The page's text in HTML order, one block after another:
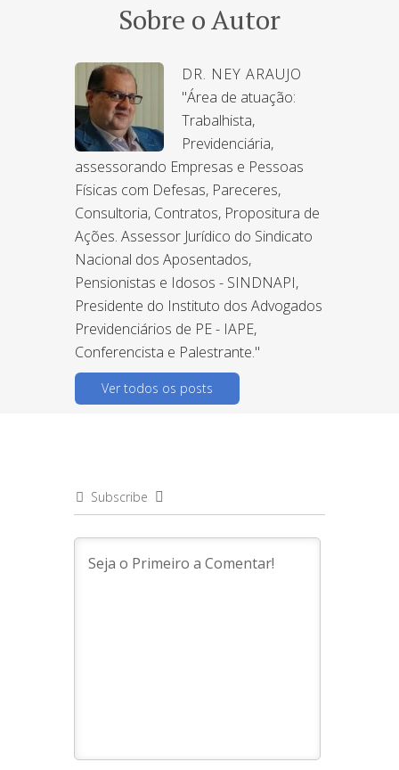
Sobre o Autor
DR. NEY ARAUJO
"Área de atuação:
Trabalhista,
Previdenciária,
assessorando Empresas e Pessoas
Físicas com Defesas, Pareceres,
Consultoria, Contratos, Propositura de
Ações. Assessor Jurídico do Sindicato
Nacional dos Aposentados,
Pensionistas e Idosos - SINDNAPI,
Presidente do Instituto dos Advogados
Previdenciários de PE - IAPE,
Conferencista e Palestrante."
Ver todos os posts
Subscribe